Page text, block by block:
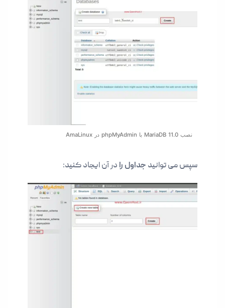
نصب MariaDB 11.0 با phpMyAdmin در AmaLinux
سپس می توانید جداول را در آن ایجاد کنید: